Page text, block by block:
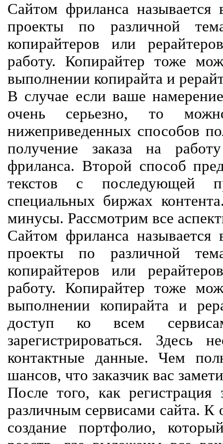
Сайтом фриланса называется
проекты по различной
копирайтеров или
работу. Копирайтер тоже
выполнении копирайта и
В случае если ваше
очень серьезно, то
нижеприведенных способов
получение заказа на
фриланса. Второй способ
текстов с последующей
специальных биржах
минусы. Рассмотрим все
Сайтом фриланса называется
проекты по различной
копирайтеров или
работу. Копирайтер тоже
выполнении копирайта и
доступ ко всем
зарегистрироваться. Здесь
контактные данные. Чем
шансов, что заказчик вас
После того, как регистрация
различным сервисами сайта. К
создание портфолио,